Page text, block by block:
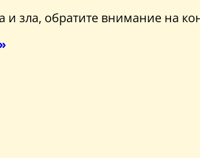
и зла, обратите внимание на